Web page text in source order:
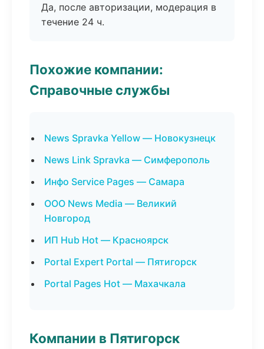
Да, после авторизации, модерация в
течение 24 ч.
Похожие компании:
Справочные службы
News Spravka Yellow — Новокузнецк
News Link Spravka — Симферополь
Инфо Service Pages — Самара
ООО News Media — Великий
Новгород
ИП Hub Hot — Красноярск
Portal Expert Portal — Пятигорск
Portal Pages Hot — Махачкала
Компании в Пятигорск